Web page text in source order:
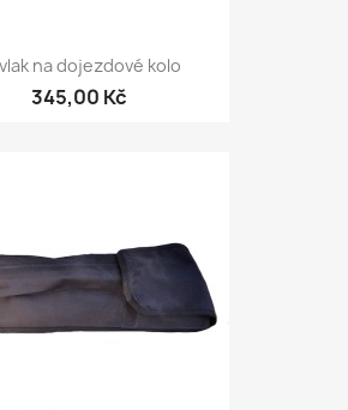
na dojezdové kolo
345,00 Kč